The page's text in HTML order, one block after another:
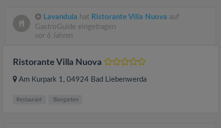
Lavandula hat Ristorante Villa Nuova auf
GastroGuide eingetragen
vor 6 Jahren
Ristorante Villa Nuova
Am Kurpark 1, 04924 Bad Liebenwerda
Restaurant Biergarten